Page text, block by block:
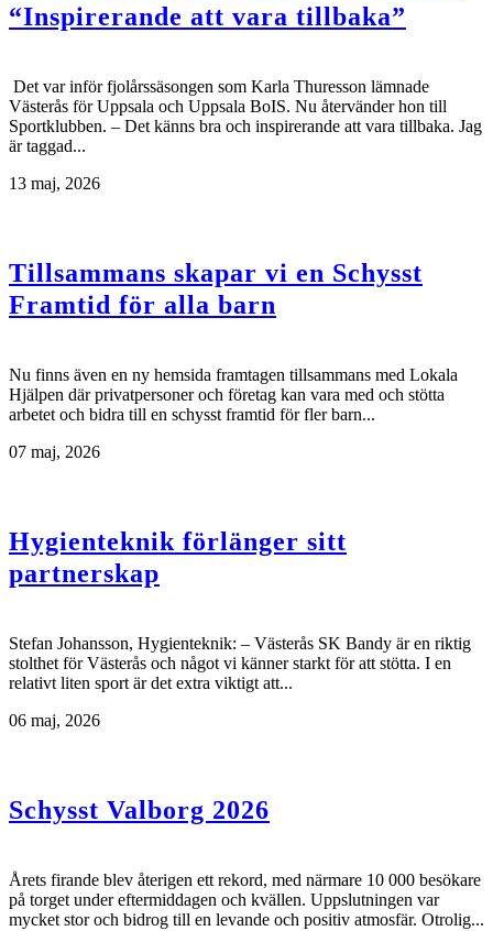
“Inspirerande att vara tillbaka”
Det var inför fjolårssäsongen som Karla Thuresson lämnade
Västerås för Uppsala och Uppsala BoIS. Nu återvänder hon till
Sportklubben. – Det känns bra och inspirerande att vara tillbaka. Jag
är taggad...
13 maj, 2026
Tillsammans skapar vi en Schysst
Framtid för alla barn
Nu finns även en ny hemsida framtagen tillsammans med Lokala
Hjälpen där privatpersoner och företag kan vara med och stötta
arbetet och bidra till en schysst framtid för fler barn...
07 maj, 2026
Hygienteknik förlänger sitt
partnerskap
Stefan Johansson, Hygienteknik: – Västerås SK Bandy är en riktig
stolthet för Västerås och något vi känner starkt för att stötta. I en
relativt liten sport är det extra viktigt att...
06 maj, 2026
Schysst Valborg 2026
Årets firande blev återigen ett rekord, med närmare 10 000 besökare
på torget under eftermiddagen och kvällen. Uppslutningen var
mycket stor och bidrog till en levande och positiv atmosfär. Otrolig...